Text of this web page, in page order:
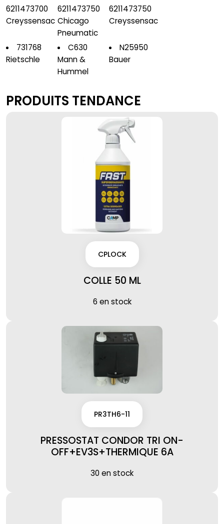
6211473700
Creyssensac
6211473750
Chicago
Pneumatic
6211473750
Creyssensac
731768
Rietschle
C630
Mann &
Hummel
N25950
Bauer
PRODUITS TENDANCE
CPLOCK
COLLE 50 ML
6 en stock
PR3TH6-11
PRESSOSTAT CONDOR TRI ON-
OFF+EV3S+THERMIQUE 6A
30 en stock